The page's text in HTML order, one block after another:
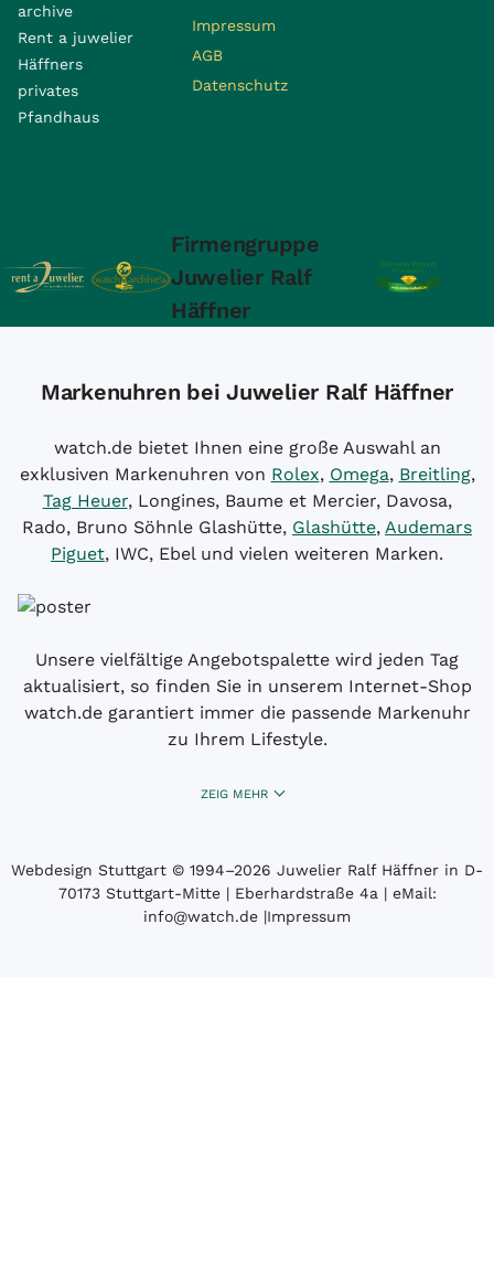
archive
Rent a juwelier
Häffners
privates
Pfandhaus
Impressum
AGB
Datenschutz
Firmengruppe
Juwelier Ralf
Häffner
Markenuhren bei Juwelier Ralf Häffner
watch.de bietet Ihnen eine große Auswahl an
exklusiven Markenuhren von Rolex, Omega, Breitling,
Tag Heuer, Longines, Baume et Mercier, Davosa,
Rado, Bruno Söhnle Glashütte, Glashütte, Audemars
Piguet, IWC, Ebel und vielen weiteren Marken.
Unsere vielfältige Angebotspalette wird jeden Tag
aktualisiert, so finden Sie in unserem Internet-Shop
watch.de garantiert immer die passende Markenuhr
zu Ihrem Lifestyle.
ZEIG MEHR
Webdesign Stuttgart © 1994­–2026 Juwelier Ralf Häffner in D-
70173 Stuttgart-Mitte | Eberhardstraße 4a | eMail:
info@watch.de |Impressum